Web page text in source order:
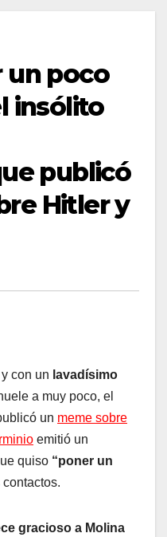
un poco
insólito
publicó
Hitler y
y con un lavadísimo
a muy poco, el
un meme sobre
emitió un
quiso “poner un
gracioso a Molina